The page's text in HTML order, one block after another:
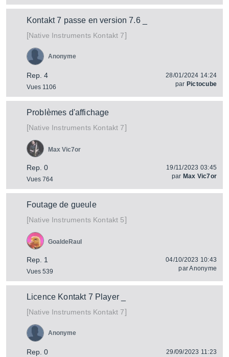
Kontakt 7 passe en version 7.6 _
[Native InstrumentsKontakt 7]
Rep. 4
Vues 1106
Anonyme
28/01/2024 14:24
par Pictocube
Problèmes d'affichage
[Native InstrumentsKontakt 7]
Rep. 0
Vues 764
Max Vic7or
19/11/2023 03:45
par Max Vic7or
Foutage de gueule
[Native InstrumentsKontakt 5]
Rep. 1
Vues 539
GoaldeRaul
04/10/2023 10:43
parAnonyme
Licence Kontakt 7 Player _
[Native InstrumentsKontakt 7]
Rep. 0
Anonyme
29/09/2023 11:23